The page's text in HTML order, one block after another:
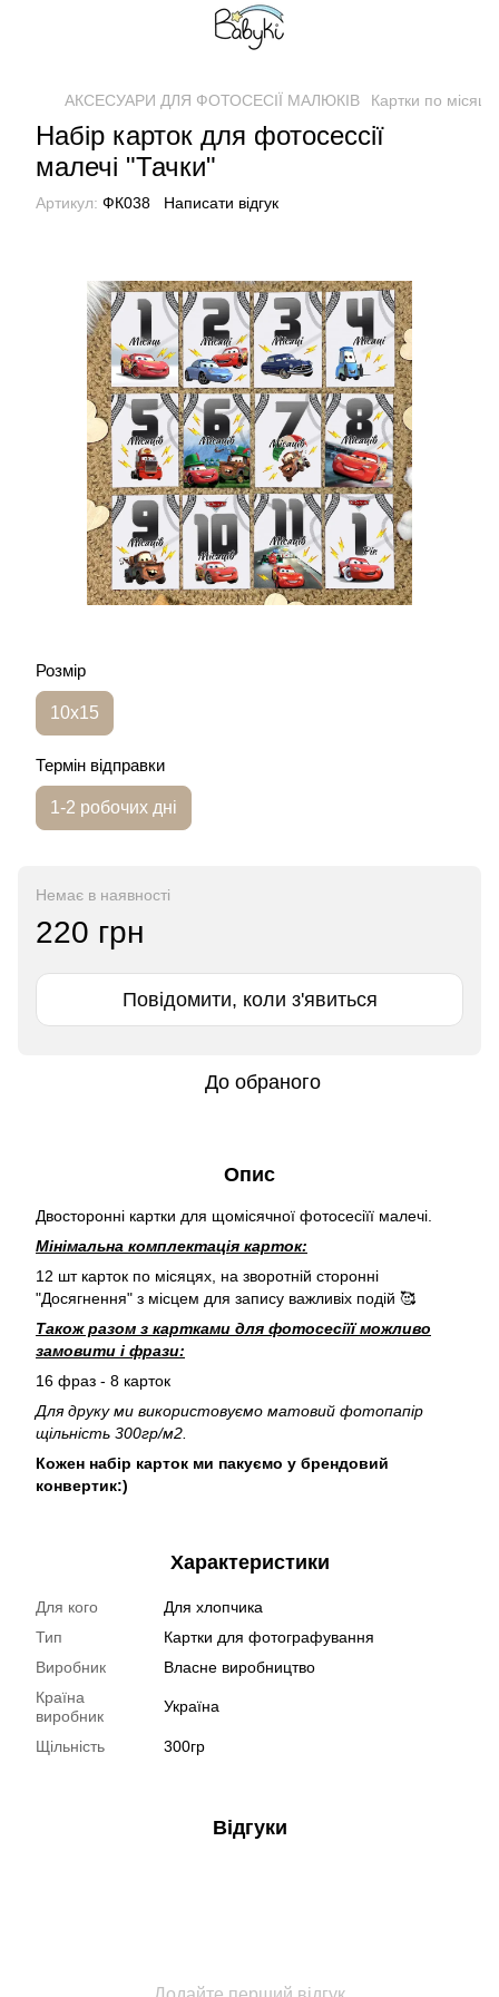
АКСЕСУАРИ ДЛЯ ФОТОСЕСІЇ МАЛЮКІВ Картки по
Набір карток для фотосессії
малечі "Тачки"
Артикул: ФК038 Написати відгук
Розмір
10х15
Термін відправки
1-2 робочих дні
Немає в наявності
220 грн
Повідомити, коли з'явиться
До обраного
Опис
Двосторонні картки для щомісячної фотосесіїї малечі.
Мінімальна комплектація карток:
12 шт карток по місяцях, на зворотній сторонні
"Досягнення" з місцем для запису важливіх подій 🥰
Також разом з картками для фотосесіїї можливо
замовити і фрази:
16 фраз - 8 карток
Для друку ми використовуємо матовий фотопапір
щільність 300гр/м2.
Кожен набір карток ми пакуємо у брендовий
конвертик:)
Характеристики
Для кого
Для хлопчика
Тип
Картки для фотографування
Виробник
Власне виробництво
Країна
виробник
Україна
Щільність 300гр
Відгуки